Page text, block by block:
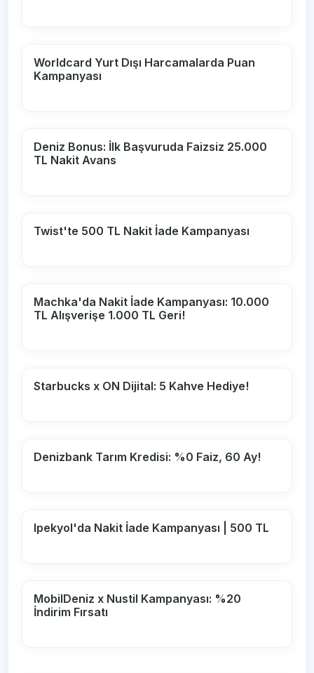
Worldcard Yurt Dışı Harcamalarda Puan
Kampanyası
Deniz Bonus: İlk Başvuruda Faizsiz 25.000
TL Nakit Avans
Twist'te 500 TL Nakit İade Kampanyası
Machka'da Nakit İade Kampanyası: 10.000
TL Alışverişe 1.000 TL Geri!
Starbucks x ON Dijital: 5 Kahve Hediye!
Denizbank Tarım Kredisi: %0 Faiz, 60 Ay!
Ipekyol'da Nakit İade Kampanyası | 500 TL
MobilDeniz x Nustil Kampanyası: %20
İndirim Fırsatı